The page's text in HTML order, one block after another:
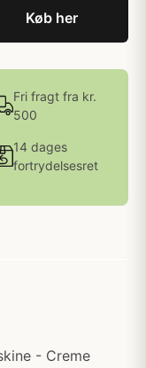
Køb her
Fri fragt fra kr.
500
14 dages
fortrydelsesret
- Creme